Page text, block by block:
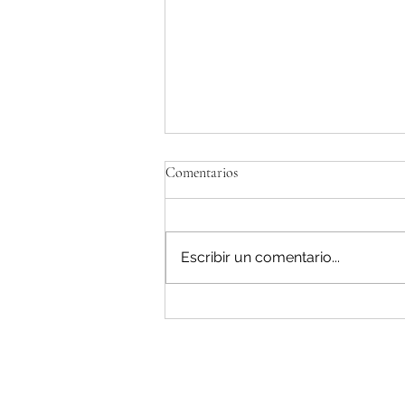
Comentarios
Escribir un comentario...